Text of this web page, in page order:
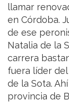
llamar
en Córdoba.
de ese
Natalia de la
carrera
fuera líder
de la Sota.
provincia de